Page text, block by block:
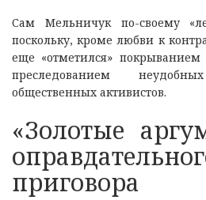
Сам Мельничук по-своему
поскольку, кроме любви к
еще «отметился» покрыванием
преследованием
общественных активистов.
«Золотые
приговора